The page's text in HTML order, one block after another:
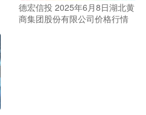
德宏信投 2025年6月8日湖北黄
商集团股份有限公司价格行情